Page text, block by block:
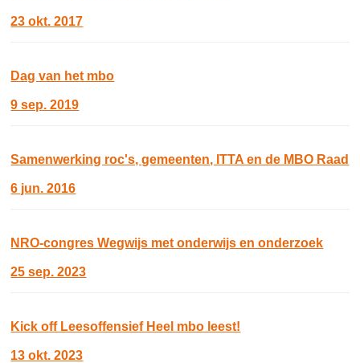
23 okt. 2017
Dag van het mbo
9 sep. 2019
Samenwerking roc's, gemeenten, ITTA en de MBO Raad
6 jun. 2016
NRO-congres Wegwijs met onderwijs en onderzoek
25 sep. 2023
Kick off Leesoffensief Heel mbo leest!
13 okt. 2023